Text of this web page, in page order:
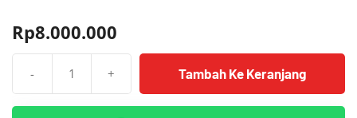
Rp8.000.000
-
Kamera
+ Tambah Ke Keranjang